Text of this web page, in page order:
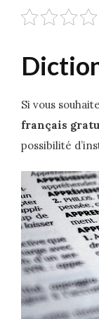
Si vous
français
possibilité